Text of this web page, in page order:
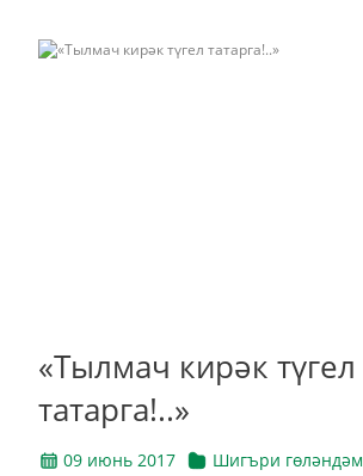
«Тылмач кирәк түгел
татарга!..»
09 июнь 2017
Шигъри гөләндәм